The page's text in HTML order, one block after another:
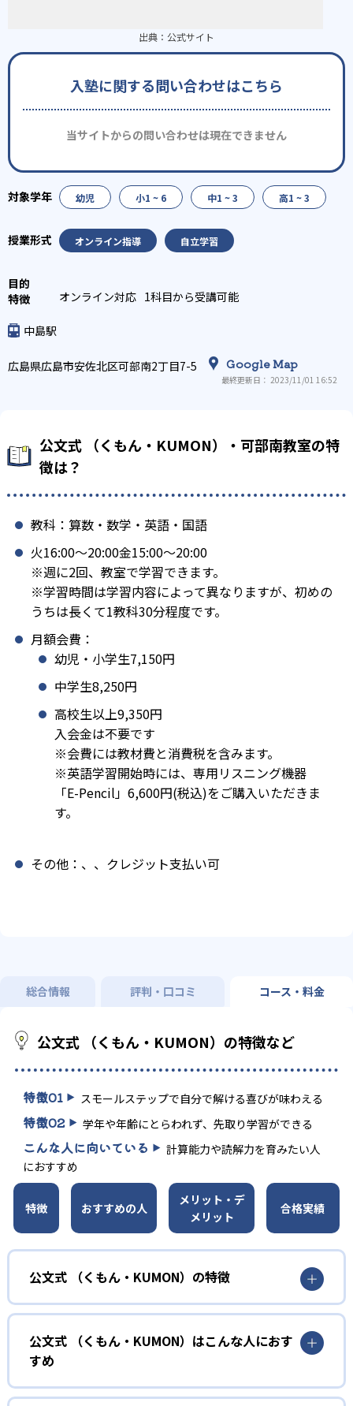
出典： 公式サイト
入塾に関する問い合わせはこちら
当サイトからの問い合わせは現在できません
幼児 小1 ~ 6 中1 ~ 3 高1 ~ 3
オンライン指導 自立学習
オンライン対応 1科目から受講可能
中島駅
広島県広島市安佐北区可部南2丁目7-5 Google Map
最終更新日： 2023/11/01 16:52
公文式 （くもん・KUMON）・可部南教室の特
徴は？
教科：算数・数学・英語・国語
火16:00〜20:00金15:00〜20:00
※週に2回、教室で学習できます。
※学習時間は学習内容によって異なりますが、初めの
うちは長くて1教科30分程度です。
月額会費：
幼児・小学生7,150円
中学生8,250円
高校生以上9,350円
入会金は不要です
※会費には教材費と消費税を含みます。
※英語学習開始時には、専用リスニング機器
「E-Pencil」6,600円(税込)をご購入いただきま
す。
その他：、、クレジット支払い可
総合情報 評判・口コミ コース・料金
公文式 （くもん・KUMON）の特徴など
特徴01 スモールステップで自分で解ける喜びが味わえる
特徴02 学年や年齢にとらわれず、先取り学習ができる
こんな人に向いている
計算能力や読解力を育みたい人
におすすめ
特徴 おすすめの人
メリット・デ
メリット
合格実績
公文式 （くもん・KUMON）の特徴
01
無学年式の学力別学習
KUMONでは、年齢や学年にとらわれずに、一人ひとりの学
力に応じたレベルから学習を始めている。
確実に100点が取れるレベルから少しずつ難易度を上げてい
公文式 （くもん・KUMON）はこんな人におす
すめ
幼児